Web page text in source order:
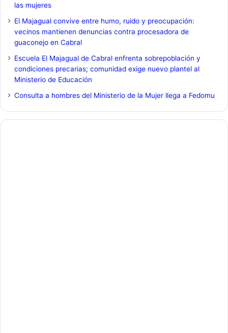
las mujeres
El Majagual convive entre humo, ruido y preocupación:
vecinos mantienen denuncias contra procesadora de
guaconejo en Cabral
Escuela El Majagual de Cabral enfrenta sobrepoblación y
condiciones precarias; comunidad exige nuevo plantel al
Ministerio de Educación
Consulta a hombres del Ministerio de la Mujer llega a Fedomu